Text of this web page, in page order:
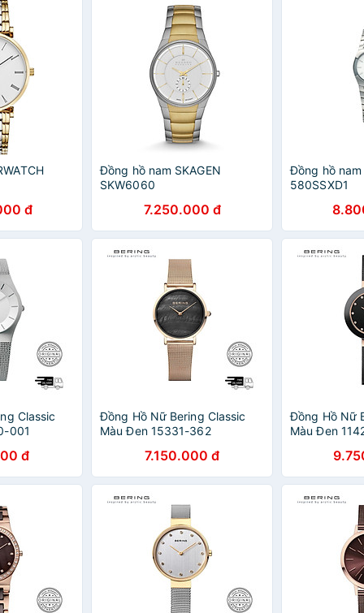
đ
Đồng hồ nam SKAGEN
SKW6060
7.250.000 đ
Đồng hồ nam
580SSXD1
Classic
001
đ
Đồng Hồ Nữ Bering Classic
Màu Đen 15331-362
7.150.000 đ
Đồng Hồ Nữ
Màu Đen